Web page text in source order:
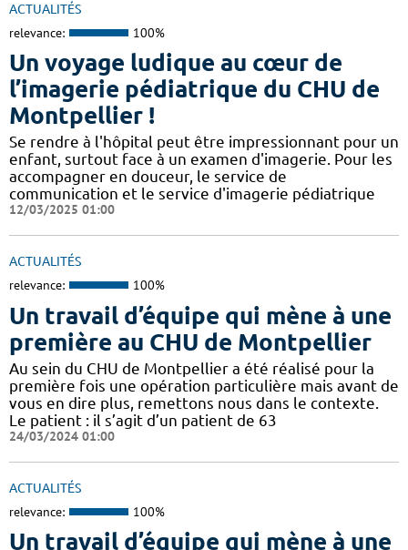
ACTUALITÉS
relevance: 100%
Un voyage ludique au cœur de
l’imagerie pédiatrique du CHU de
Montpellier !
​​​Se rendre à l'hôpital peut être impressionnant pour un
enfant, surtout face à un examen d'imagerie. Pour les
accompagner en douceur, le service de
communication et le service d'imagerie pédiatrique
12/03/2025 01:00
ACTUALITÉS
relevance: 100%
Un travail d’équipe qui mène à une
première au CHU de Montpellier
Au sein du CHU de Montpellier a été réalisé pour la
première fois une opération particulière mais avant de
vous en dire plus, remettons nous dans le contexte.
Le patient : il s’agit d’un patient de 63
24/03/2024 01:00
ACTUALITÉS
relevance: 100%
Un travail d’équipe qui mène à une